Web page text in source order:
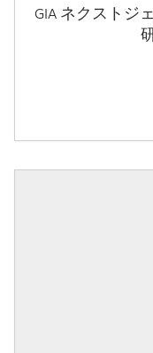
GIA ネクストジ